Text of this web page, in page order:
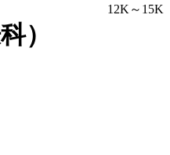
）
12K～15K